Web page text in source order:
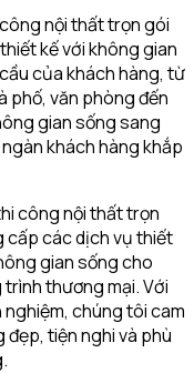
nội thất trọn gói
kế với không gian
của khách hàng, từ
phố, văn phòng đến
gian sống sang
khách hàng khắp
công nội thất trọn
cấp các dịch vụ thiết
gian sống cho
thương mại. Với
chúng tôi cam
tiện nghi và phù